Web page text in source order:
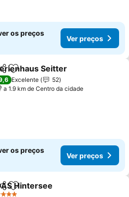
os preços
Ver preços
Adicionar aos favoritos
Seitter
Excelente
52
a 1.9 km de Centro da cidade
os preços
Ver preços
Adicionar aos favoritos
Hintersee